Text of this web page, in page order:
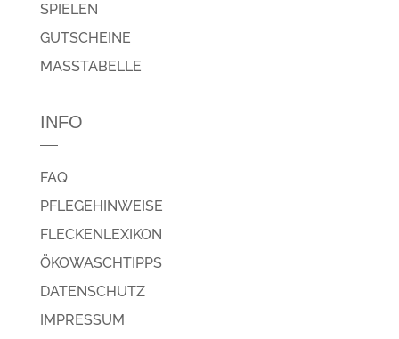
SPIELEN
GUTSCHEINE
MASSTABELLE
INFO
FAQ
PFLEGEHINWEISE
FLECKENLEXIKON
ÖKOWASCHTIPPS
DATENSCHUTZ
IMPRESSUM